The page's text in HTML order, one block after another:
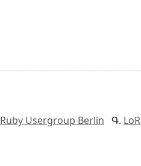
Ruby Usergroup Berlin LoR